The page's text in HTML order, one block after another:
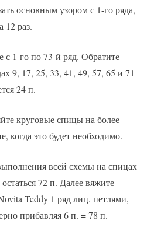
основным узором с 1-го ряда,
12 раз.
1-го по 73-й ряд. Обратите
9, 17, 25, 33, 41, 49, 57, 65 и 71
24 п.
круговые спицы на более
когда это будет необходимо.
всей схемы на спицах
72 п. Далее вяжите
Teddy 1 ряд лиц. петлями,
прибавляя 6 п. = 78 п.